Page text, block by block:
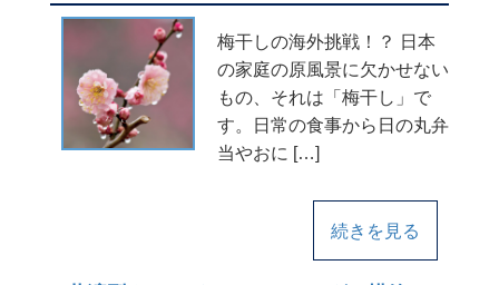
梅干しの海外挑戦！？ 日本
の家庭の原風景に欠かせない
もの、それは「梅干し」で
す。日常の食事から日の丸弁
当やおに […]
続きを見る